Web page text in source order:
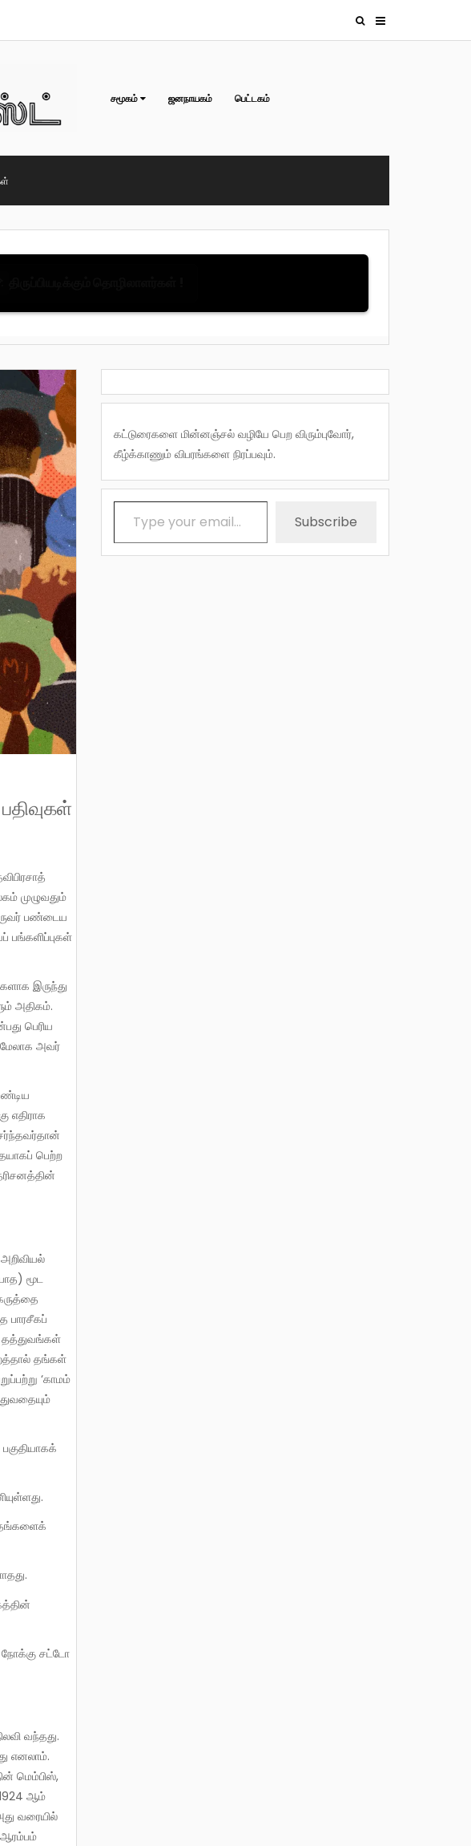
சமூகம் ஜனநாயகம் பெட்டகம்
முழுவதும்
பண்டைய
பங்களிப்புகள்
அதிகம்.
பெரிய
மேலாக அவர்
எதிராக
பெற்ற
மூட
பாரசீகப்
தத்துவங்கள்
தங்கள்
‘காமம்
எனலாம்.
மெம்பிஸ்,
ஆம்
வரையில்
ஆரம்பம்
கட்டுரைகளை மின்னஞ்சல் வழியே பெற விரும்புவோர்,
கீழ்க்காணும் விபரங்களை நிரப்பவும்.
Type your email…
Subscribe